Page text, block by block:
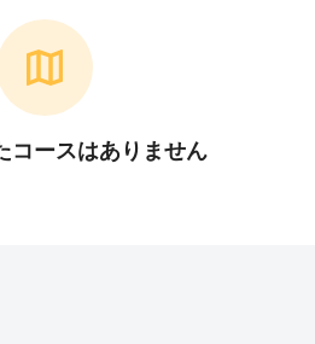
コースはありません